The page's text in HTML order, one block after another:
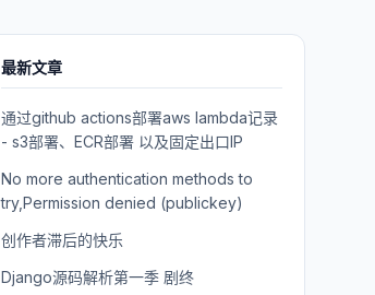
最新文章
通过github actions部署aws lambda记录
- s3部署、ECR部署 以及固定出口IP
No more authentication methods to
try,Permission denied (publickey)
创作者滞后的快乐
Django源码解析第一季 剧终